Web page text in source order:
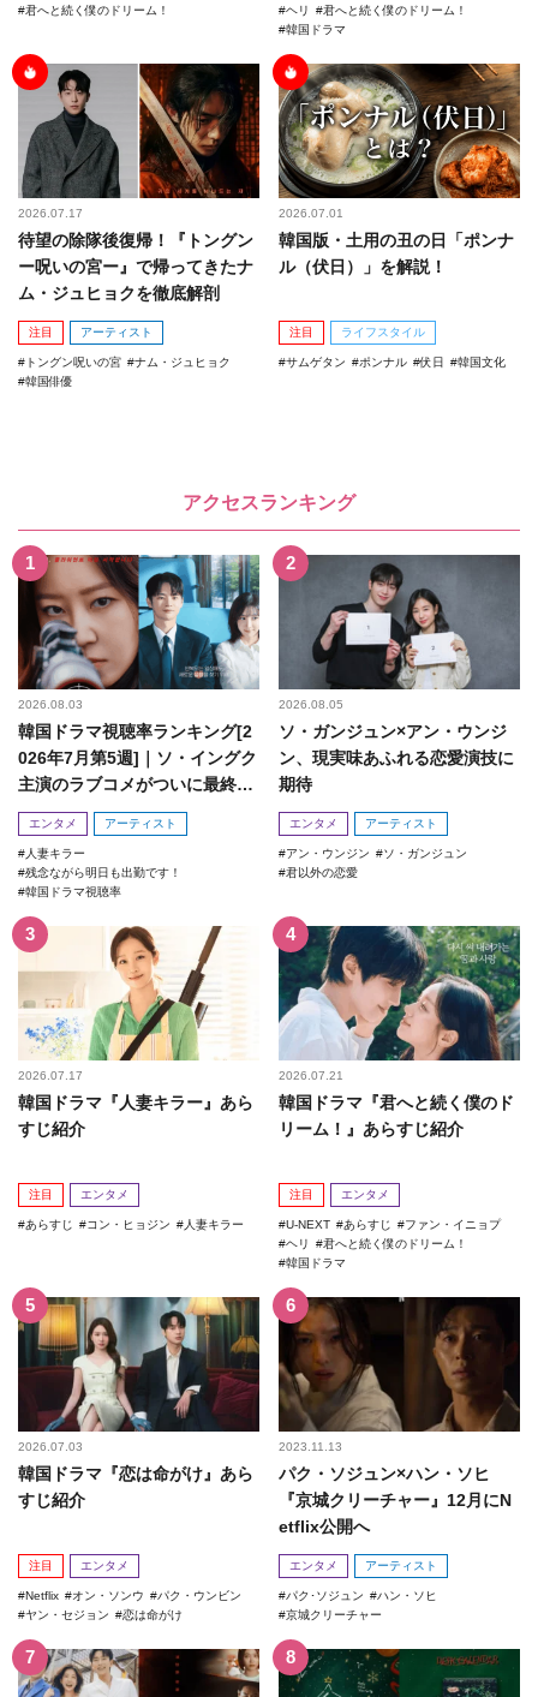
君へと続く僕のドリーム！
ヘリ
君へと続く僕のドリーム！
韓国ドラマ
2026.07.17
待望の除隊後復帰！『トングン
ー呪いの宮ー』で帰ってきたナ
ム・ジュヒョクを徹底解剖
注目 アーティスト
トングン呪いの宮
ナム・ジュヒョク
韓国俳優
2026.07.01
韓国版・土用の丑の日「ポンナ
ル（伏日）」を解説！
注目 ライフスタイル
サムゲタン ポンナル 伏日 韓国文化
アクセスランキング
2026.08.03
韓国ドラマ視聴率ランキング[2
026年7月第5週]｜ソ・イングク
主演のラブコメがついに最終
回！
エンタメ アーティスト
人妻キラー
残念ながら明日も出勤です！
韓国ドラマ視聴率
2026.08.05
ソ・ガンジュン×アン・ウンジ
ン、現実味あふれる恋愛演技に
期待
エンタメ アーティスト
アン・ウンジン
ソ・ガンジュン
君以外の恋愛
2026.07.17
韓国ドラマ『人妻キラー』あら
すじ紹介
注目 エンタメ
あらすじ コン・ヒョジン 人妻キラー
2026.07.21
韓国ドラマ『君へと続く僕のド
リーム！』あらすじ紹介
注目 エンタメ
U-NEXT あらすじ
ファン・イニョプ
ヘリ
君へと続く僕のドリーム！
韓国ドラマ
2026.07.03
韓国ドラマ『恋は命がけ』あら
すじ紹介
注目 エンタメ
Netflix オン・ソンウ
パク・ウンビン
ヤン・セジョン
恋は命がけ
2023.11.13
パク・ソジュン×ハン・ソヒ
『京城クリーチャー』12月にN
etflix公開へ
エンタメ アーティスト
パク･ソジュン
ハン・ソヒ
京城クリーチャー